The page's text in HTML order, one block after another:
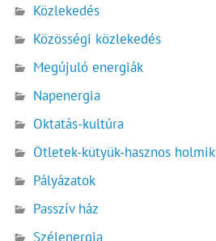
Közlekedés
Közösségi közlekedés
Megújuló energiák
Napenergia
Oktatás-kultúra
Ötletek-kütyük-hasznos holmik
Pályázatok
Passzív ház
Szélenergia